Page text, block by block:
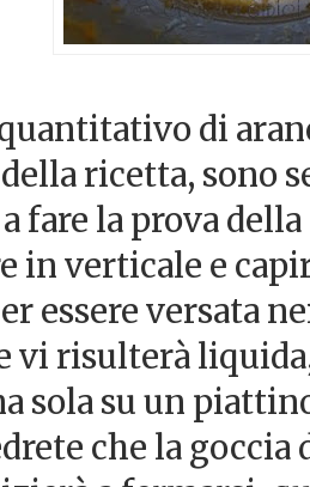
di
ricetta, sono
fare la prova
in verticale e
essere versata
vi risulterà
sola su un
che la goccia